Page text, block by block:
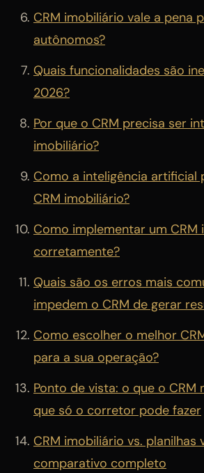
CRM imobiliário vale a pena
autônomos?
Quais funcionalidades são
2026?
Por que o CRM precisa ser
imobiliário?
Como a inteligência artificial
CRM imobiliário?
Como implementar um CRM
corretamente?
Quais são os erros mais
impedem o CRM de gerar
Como escolher o melhor
para a sua operação?
Ponto de vista: o que o CRM
que só o corretor pode fazer
CRM imobiliário vs.
comparativo completo